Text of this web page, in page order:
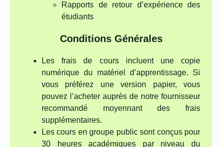
Rapports de retour d’expérience des
étudiants
Conditions Générales
Les frais de cours incluent une copie
numérique du matériel d’apprentissage. Si
vous préférez une version papier, vous
pouvez l’acheter auprès de notre fournisseur
recommandé moyennant des frais
supplémentaires.
Les cours en groupe public sont conçus pour
30 heures académiques par niveau du